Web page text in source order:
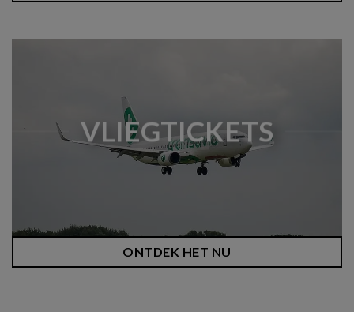
VLIEGTICKETS
ONTDEK HET NU